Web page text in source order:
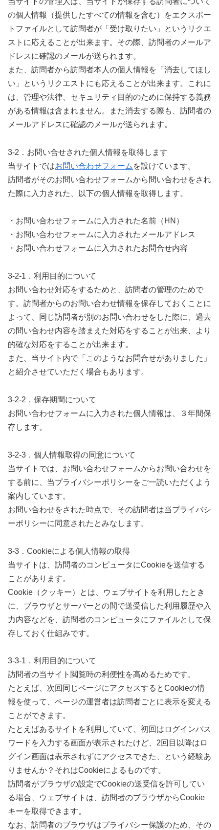
の個人情報（提供したすべての情報を含む）をエクスポー
トファイルとして訪問者が「受け取りたい」というリクエ
ストに応えることが出来ます。その際、訪問者のメールア
ドレスに確認のメールが送られます。
また、訪問者から訪問者本人の個人情報を「消去してほし
い」というリクエストにも応えることが出来ます。これに
は、管理や法律、セキュリティ目的のために保持する義務
がある情報は含まれません。また消去する際も、訪問者の
メールアドレスに確認のメールが送られます。
3-2．お問い合せされた個人情報を取得します
当サイトではお問い合わせフォーム を設けています。
訪問者がそのお問い合わせフォームから問い合わせをされ
た際に入力された、以下の個人情報を取得します。
・お問い合わせフォームに入力された名前（HN）
・お問い合わせフォームに入力されたメールアドレス
・お問い合わせフォームに入力されたお問合せ内容
3-2-1．利用目的について
お問い合わせ対応をするためと、訪問者の管理のためで
す。訪問者からのお問い合わせ情報を保存しておくことに
よって、同じ訪問者が別のお問い合わせをした際に、過去
の問い合わせ内容を踏まえた対応をすることが出来、より
的確な対応をすることが出来ます。
また、当サイト内で「このようなお問合せがありました」
と紹介させていただく場合もあります。
3-2-2．保存期間について
お問い合わせフォームに入力された個人情報は、３年間保
存します。
3-2-3．個人情報取得の同意について
当サイトでは、お問い合わせフォームからお問い合わせを
する前に、当プライバシーポリシーをご一読いただくよう
案内しています。
お問い合わせをされた時点で、その訪問者は当プライバシ
ーポリシーに同意されたとみなします。
3-3．Cookieによる個人情報の取得
当サイトは、訪問者のコンピュータにCookieを送信する
ことがあります。
Cookie（クッキー）とは、ウェブサイトを利用したとき
に、ブラウザとサーバーとの間で送受信した利用履歴や入
力内容などを、訪問者のコンピュータにファイルとして保
存しておく仕組みです。
3-3-1．利用目的について
訪問者の当サイト閲覧時の利便性を高めるためです。
たとえば、次回同じページにアクセスするとCookieの情
報を使って、ページの運営者は訪問者ごとに表示を変える
ことができます。
たとえばあるサイトを利用していて、初回はログインパス
ワードを入力する画面が表示されたけど、2回目以降はロ
グイン画面は表示されずにアクセスできた、という経験あ
りませんか？それはCookieによるものです。
訪問者がブラウザの設定でCookieの送受信を許可してい
る場合、ウェブサイトは、訪問者のブラウザからCookie
キーを取得できます。
なお、訪問者のブラウザはプライバシー保護のため、その